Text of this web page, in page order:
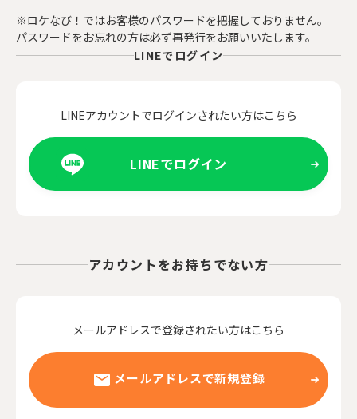
※ロケなび！ではお客様のパスワードを把握しておりません。
パスワードをお忘れの方は必ず再発行をお願いいたします。
LINEでログイン
LINEアカウントでログインされたい方はこちら
LINEでログイン
アカウントをお持ちでない方
メールアドレスで登録されたい方はこちら
メールアドレスで新規登録